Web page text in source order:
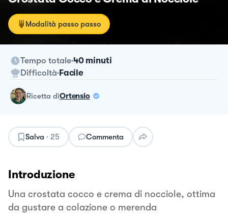
Modalità passo passo
Tempo totale 40 minuti
Difficoltà Facile
ricetta diOrtensio
Salva · 25 Commenta
Introduzione
Una crostata cocco e crema di nocciole, ottima
da gustare a colazione o merenda